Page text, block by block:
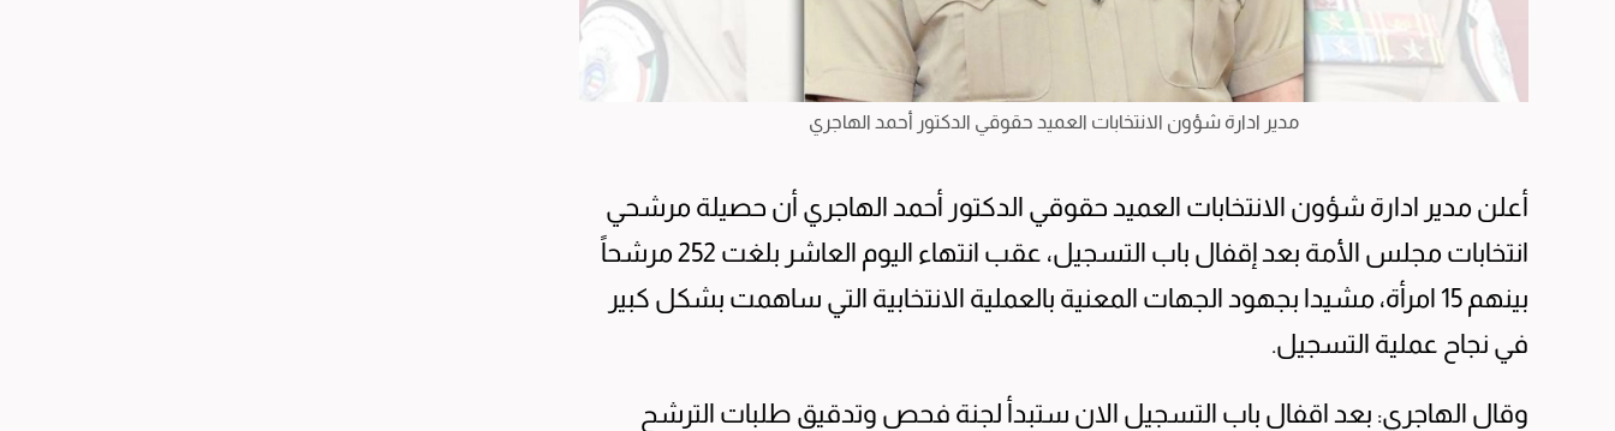
مدير ادارة شؤون الانتخابات العميد حقوقي الدكتور أحمد الهاجري
أعلن مدير ادارة شؤون الانتخابات العميد حقوقي الدكتور أحمد الهاجري أن حصيلة مرشحي
انتخابات مجلس الأمة بعد إقفال باب التسجيل، عقب انتهاء اليوم العاشر بلغت 252 مرشحاً
بينهم 15 امرأة، مشيدا بجهود الجهات المعنية بالعملية الانتخابية التي ساهمت بشكل كبير
في نجاح عملية التسجيل.
وقال الهاجري: بعد اقفال باب التسجيل الان ستبدأ لجنة فحص وتدقيق طلبات الترشح